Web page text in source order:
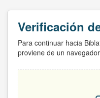
Verificación
Para continuar hacia
proviene de un